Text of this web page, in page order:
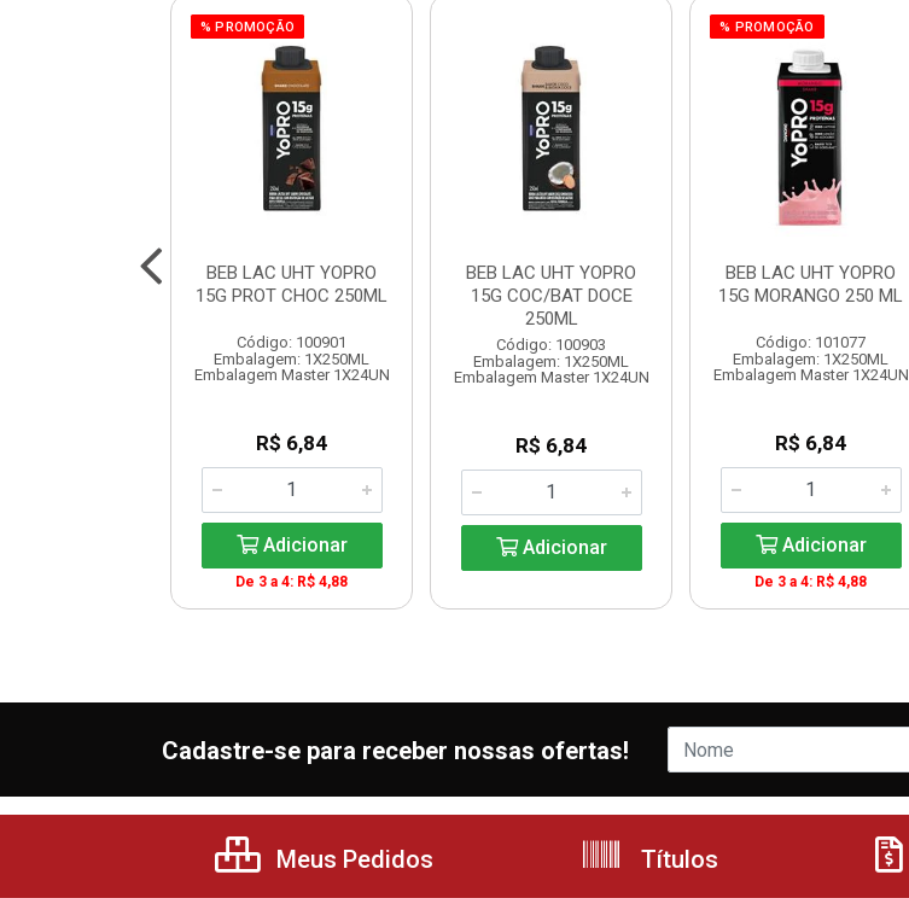
% PROMOÇÃO
BEB LAC UHT YOPRO
15G PROT CHOC 250ML
Código: 100901
Embalagem: 1X250ML
Embalagem Master 1X24UN
R$ 6,84
Adicionar
De 3 a 4: R$ 4,88
BEB LAC UHT YOPRO
15G COC/BAT DOCE
250ML
Código: 100903
Embalagem: 1X250ML
Embalagem Master 1X24UN
R$ 6,84
Adicionar
% PROMOÇÃO
BEB LAC UHT YOPRO
15G MORANGO 250 ML
Código: 101077
Embalagem: 1X250ML
Embalagem Master 1X24UN
R$ 6,84
Adicionar
De 3 a 4: R$ 4,88
Cadastre-se para receber nossas ofertas!
Meus Pedidos Títulos